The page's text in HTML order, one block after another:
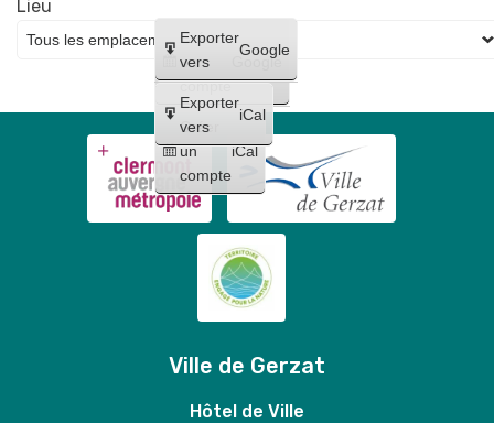
Créer
un
compte
Google
Créer
un
compte
iCal
Exporter
vers
Google
Exporter
vers
iCal
Lieu
Ville de Gerzat
Hôtel de Ville